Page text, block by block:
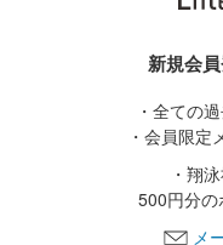
新規会
・全ての
・会員限定
・翔
500円分の
メ